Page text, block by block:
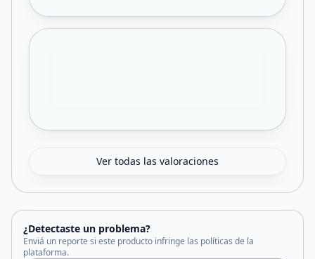
Ver todas las valoraciones
¿Detectaste un problema?
Enviá un reporte si este producto infringe las políticas de la
plataforma.